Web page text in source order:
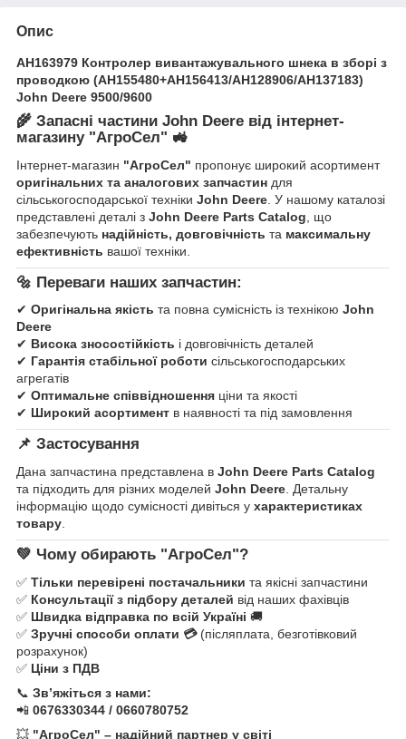
Опис
AH163979 Контролер вивантажувального шнека в зборі з
проводкою (AH155480+AH156413/AH128906/AH137183)
John Deere 9500/9600
🌾 Запасні частини John Deere від інтернет-
магазину "АгроСел" 🚜
Інтернет-магазин "АгроСел" пропонує широкий асортимент
оригінальних та аналогових запчастин для
сільськогосподарської техніки John Deere . У нашому каталозі
представлені деталі з John Deere Parts Catalog , що
забезпечують надійність, довговічність та максимальну
ефективність вашої техніки.
🔩 Переваги наших запчастин:
✔ Оригінальна якість та повна сумісність із технікою John
Deere
✔ Висока зносостійкість і довговічність деталей
✔ Гарантія стабільної роботи сільськогосподарських
агрегатів
✔ Оптимальне співвідношення ціни та якості
✔ Широкий асортимент в наявності та під замовлення
📌 Застосування
Дана запчастина представлена в John Deere Parts Catalog
та підходить для різних моделей John Deere . Детальну
інформацію щодо сумісності дивіться у характеристиках
товару
💚 Чому обирають "АгроСел"?
✅ Тільки перевірені постачальники та якісні запчастини
✅ Консультації з підбору деталей від наших фахівців
✅ Швидка відправка по всій Україні 🚚
✅ Зручні способи оплати 💳(післяплата, безготівковий
розрахунок)
✅ Ціни з ПДВ
📞 Зв’яжіться з нами:
📲 0676330344 / 0660780752
💥 "АгроСел" – надійний партнер у світі